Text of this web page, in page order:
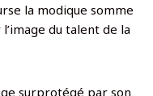
la modique somme
du talent de la
surprotégé par son